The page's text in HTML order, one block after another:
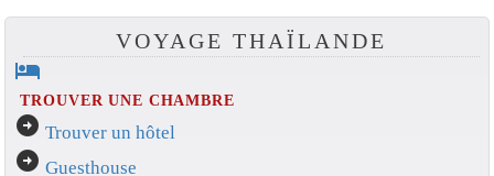
VOYAGE THAÏLANDE
hotel
TROUVER UNE CHAMBRE
arrow_circle_right Trouver un hôtel
arrow_circle_right Guesthouse